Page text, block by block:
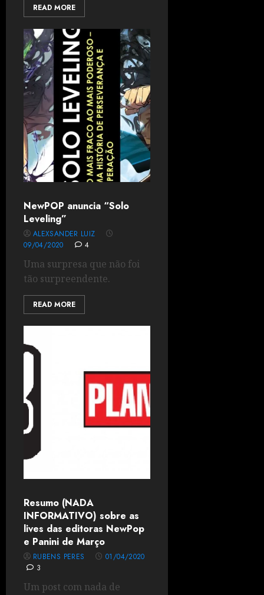
READ MORE
NewPOP anuncia “Solo
Leveling”
ALEXSANDER LUIZ
09/04/2020
4
Uma surpresa que não foi
tão surpreendente.
READ MORE
Resumo (NADA
INFORMATIVO) sobre as
lives das editoras NewPop
e Panini de Março
RUBENS PERES
01/04/2020
3
Um post com nada de